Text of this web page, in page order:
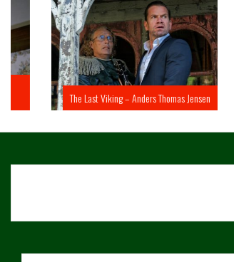
The Last Viking – Anders Thomas Jensen